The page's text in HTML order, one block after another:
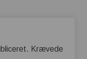
Krævede